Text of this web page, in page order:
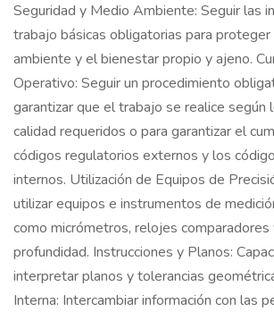
Seguridad y Medio Ambiente: Seguir las
trabajo básicas obligatorias para
ambiente y el bienestar propio y ajeno.
Operativo: Seguir un procedimiento
garantizar que el trabajo se realice según
calidad requeridos o para garantizar el
códigos regulatorios externos y los
internos. Utilización de Equipos de
utilizar equipos e instrumentos de
como micrómetros, relojes
profundidad. Instrucciones y Planos:
interpretar planos y tolerancias
Interna: Intercambiar información con las